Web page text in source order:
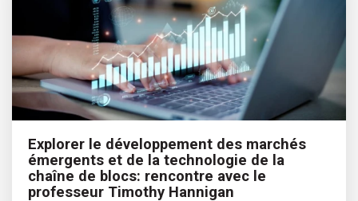
Explorer le développement des marchés
émergents et de la technologie de la
chaîne de blocs: rencontre avec le
professeur Timothy Hannigan